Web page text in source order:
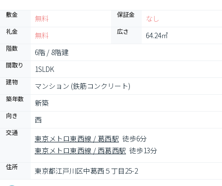
敷金 無料 保証金 なし
礼金 無料 広さ 64.24㎡
階数 6階 / 8階建
間取り 1SLDK
建物 マンション (鉄筋コンクリート)
築年数 新築
向き 西
交通
東京メトロ東西線 / 葛西駅 徒歩6分
東京メトロ東西線 / 西葛西駅 徒歩13分
住所 東京都江戸川区中葛西５丁目25-2